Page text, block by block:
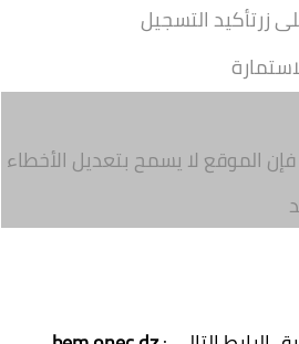
زرتأكيد التسجيل
الموقع لا يسمح بتعديل الأخطاء